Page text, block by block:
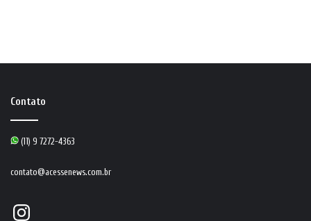
Contato
(11) 9 7272-4363
contato@acessenews.com.br
Instagram